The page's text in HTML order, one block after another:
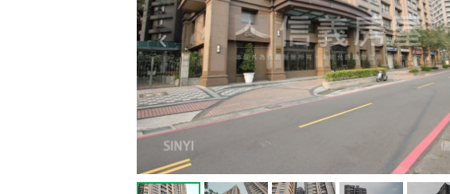
2025年12月區業績TOP3 2026年6月區成件TOP3 2025年12月區成件TOP3